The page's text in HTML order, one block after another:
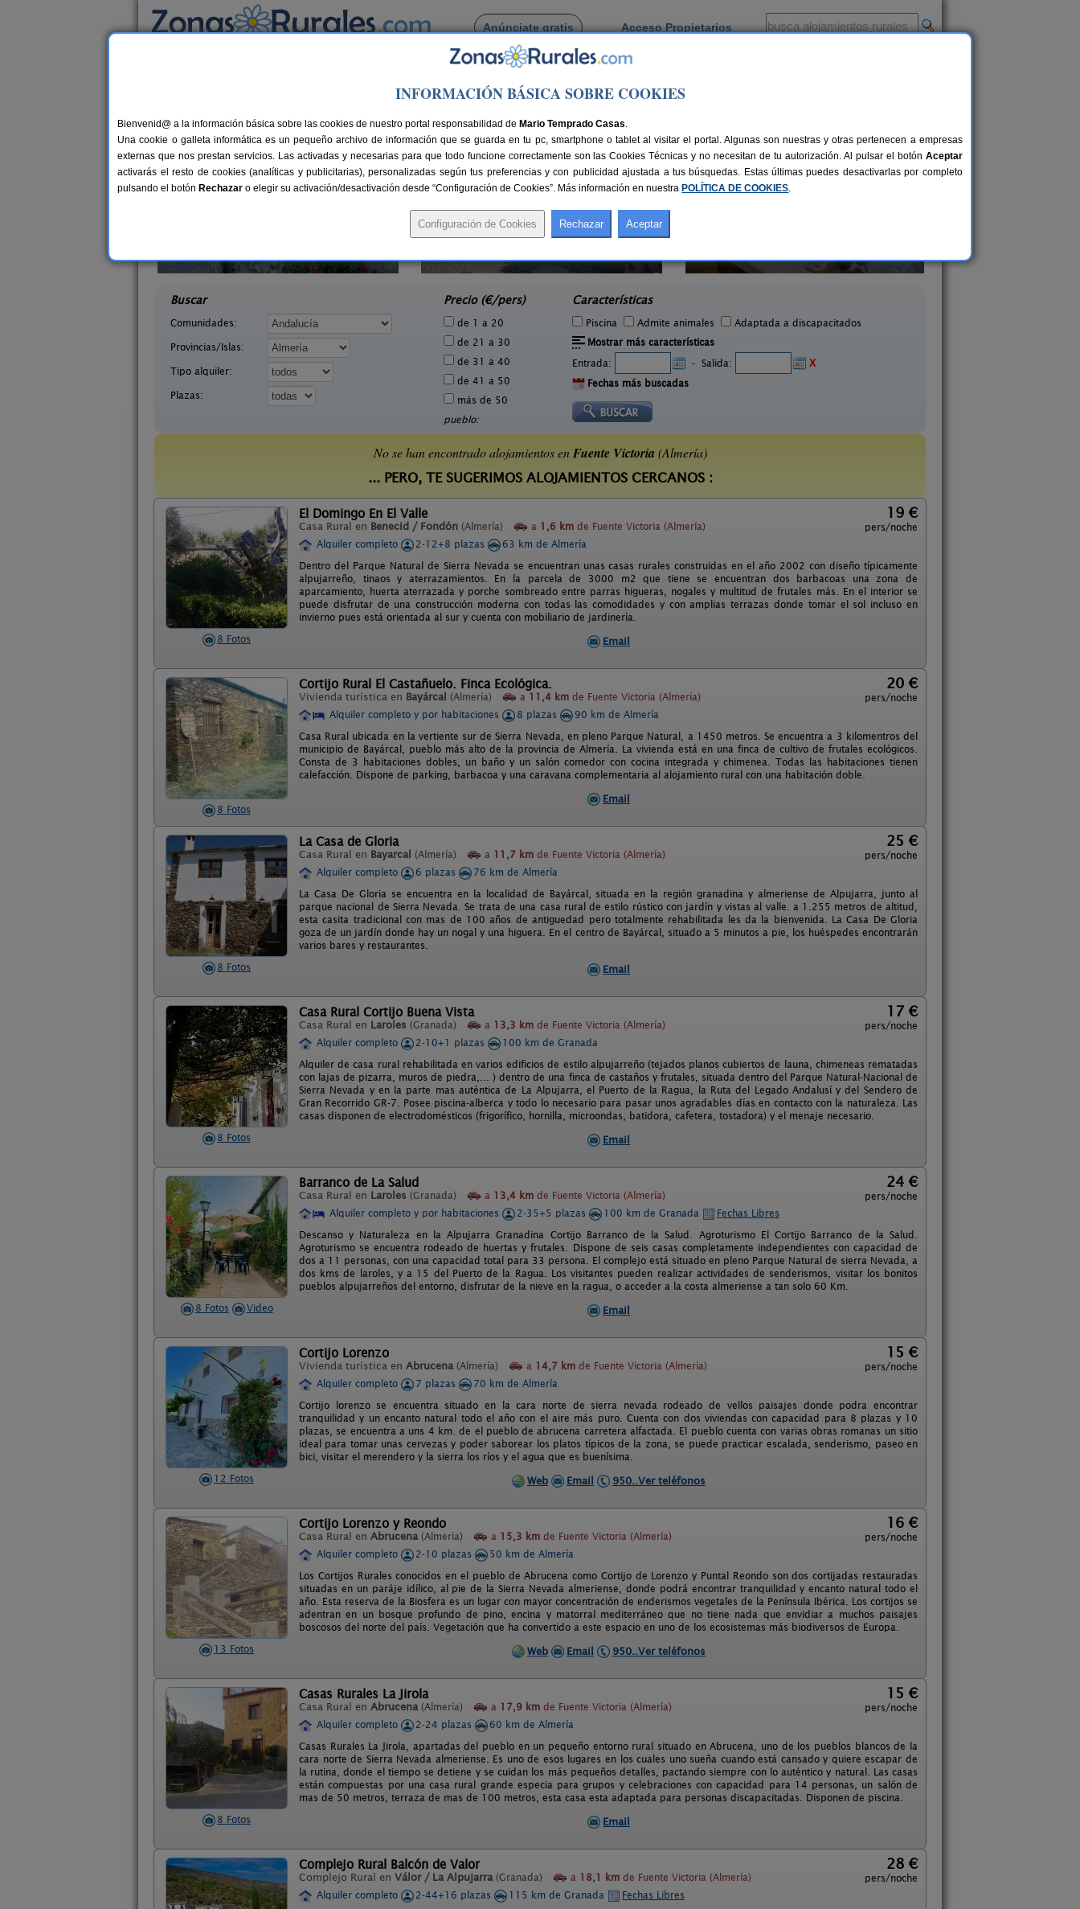
Anúnciate gratis Acceso Propietarios
Busca por pueblo
Casas Rurales cerca de Fuente Victoria
24 €
Apartamentos Cortijo La Estrella
Buscar
Comunidades:
Provincias/Islas:
Tipo alquiler:
Plazas:
Precio (€/pers)
de 1 a 20
de 21 a 30
de 31 a 40
de 41 a 50
más de 50
pueblo:
Características
Piscina Admite animales
Adaptada a discapacitados
Mostrar más características
Entrada:
- Salida:
X
Fechas más buscadas
No se han encontrado alojamientos enFuente Victoria (Almería)
... PERO, TE SUGERIMOS ALOJAMIENTOS CERCANOS :
8 Fotos
El Domingo En El Valle
Casa Rural en Benecid / Fondón (Almería) a 1,6 km de Fuente Victoria (Almería)
19 €
pers/noche
Alquiler completo
2-12+8 plazas
63 km de Almería
Dentro del Parque Natural de Sierra Nevada se encuentran unas casas rurales construidas en el año 2002 con diseño típicamente
alpujarreño, tinaos y aterrazamientos. En la parcela de 3000 m2 que tiene se encuentran dos barbacoas una zona de
aparcamiento, huerta aterrazada y porche sombreado entre parras higueras, nogales y multitud de frutales más. En el interior se
puede disfrutar de una construcción moderna con todas las comodidades y con amplias terrazas donde tomar el sol incluso en
invierno pues está orientada al sur y cuenta con mobiliario de jardinería.
Email
8 Fotos
Cortijo Rural El Castañuelo. Finca Ecológica.
Vivienda turística en Bayárcal (Almería) a 11,4 km de Fuente Victoria (Almería)
20 €
pers/noche
Alquiler completo y por habitaciones
8 plazas
90 km de Almería
Casa Rural ubicada en la vertiente sur de Sierra Nevada, en pleno Parque Natural, a 1450 metros. Se encuentra a 3 kilomentros del
municipio de Bayárcal, pueblo más alto de la provincia de Almería. La vivienda está en una finca de cultivo de frutales ecológicos.
Consta de 3 habitaciones dobles, un baño y un salón comedor con cocina integrada y chimenea. Todas las habitaciones tienen
calefacción. Dispone de parking, barbacoa y una caravana complementaria al alojamiento rural con una habitación doble.
Email
8 Fotos
La Casa de Gloria
Casa Rural en Bayarcal (Almería) a 11,7 km de Fuente Victoria (Almería)
25 €
pers/noche
Alquiler completo
6 plazas
76 km de Almería
La Casa De Gloria se encuentra en la localidad de Bayárcal, situada en la región granadina y almeriense de Alpujarra, junto al
parque nacional de Sierra Nevada. Se trata de una casa rural de estilo rústico con jardín y vistas al valle. a 1.255 metros de altitud,
esta casita tradicional con mas de 100 años de antiguedad pero totalmente rehabilitada les da la bienvenida. La Casa De Gloria
goza de un jardín donde hay un nogal y una higuera. En el centro de Bayárcal, situado a 5 minutos a pie, los huéspedes encontrarán
varios bares y restaurantes.
Email
8 Fotos
Casa Rural Cortijo Buena Vista
Casa Rural en Laroles (Granada) a 13,3 km de Fuente Victoria (Almería)
17 €
pers/noche
Alquiler completo
2-10+1 plazas
100 km de Granada
Alquiler de casa rural rehabilitada en varios edificios de estilo alpujarreño (tejados planos cubiertos de launa, chimeneas rematadas
con lajas de pizarra, muros de piedra,... ) dentro de una finca de castaños y frutales, situada dentro del Parque Natural-Nacional de
Sierra Nevada y en la parte mas auténtica de La Alpujarra, el Puerto de la Ragua, la Ruta del Legado Andalusí y del Sendero de
Gran Recorrido GR-7. Posee piscina-alberca y todo lo necesario para pasar unos agradables días en contacto con la naturaleza. Las
casas disponen de electrodomésticos (frigorífico, hornilla, microondas, batidora, cafetera, tostadora) y el menaje necesario.
Email
8 Fotos Video
Barranco de La Salud
Casa Rural en Laroles (Granada) a 13,4 km de Fuente Victoria (Almería)
24 €
pers/noche
Alquiler completo y por habitaciones
2-35+5 plazas 100 km de Granada
Fechas Libres
Descanso y Naturaleza en la Alpujarra Granadina Cortijo Barranco de la Salud. Agroturismo El Cortijo Barranco de la Salud.
Agroturismo se encuentra rodeado de huertas y frutales. Dispone de seis casas completamente independientes con capacidad de
dos a 11 personas, con una capacidad total para 33 persona. El complejo está situado en pleno Parque Natural de sierra Nevada, a
dos kms de laroles, y a 15 del Puerto de la Ragua. Los visitantes pueden realizar actividades de senderismos, visitar los bonitos
pueblos alpujarreños del entorno, disfrutar de la nieve en la ragua, o acceder a la costa almeriense a tan solo 60 Km.
Email
12 Fotos
Cortijo Lorenzo
Vivienda turística en Abrucena (Almería) a 14,7 km de Fuente Victoria (Almería)
15 €
pers/noche
Alquiler completo
7 plazas
70 km de Almería
Cortijo lorenzo se encuentra situado en la cara norte de sierra nevada rodeado de vellos paisajes donde podra encontrar
tranquilidad y un encanto natural todo el año con el aire más puro. Cuenta con dos viviendas con capacidad para 8 plazas y 10
plazas, se encuentra a uns 4 km. de el pueblo de abrucena carretera alfactada. El pueblo cuenta con varias obras romanas un sitio
ideal para tomar unas cervezas y poder saborear los platos típicos de la zona, se puede practicar escalada, senderismo, paseo en
bici, visitar el merendero y la sierra los ríos y el agua que es buenísima.
Web
Email 950..Ver teléfonos
13 Fotos
Cortijo Lorenzo y Reondo
Casa Rural en Abrucena (Almería) a 15,3 km de Fuente Victoria (Almería)
16 €
pers/noche
Alquiler completo
2-10 plazas
50 km de Almería
Los Cortijos Rurales conocidos en el pueblo de Abrucena como Cortijo de Lorenzo y Puntal Reondo son dos cortijadas restauradas
situadas en un paráje idílico, al pie de la Sierra Nevada almeriense, donde podrá encontrar tranquilidad y encanto natural todo el
año. Esta reserva de la Biosfera es un lugar con mayor concentración de enderismos vegetales de la Península Ibérica. Los cortijos se
adentran en un bosque profundo de pino, encina y matorral mediterráneo que no tiene nada que envidiar a muchos paisajes
boscosos del norte del país. Vegetación que ha convertido a este espacio en uno de los ecosistemas más biodiversos de Europa.
Web
Email 950..Ver teléfonos
8 Fotos
Casas Rurales La Jirola
Casa Rural en Abrucena (Almería) a 17,9 km de Fuente Victoria (Almería)
15 €
pers/noche
Alquiler completo
2-24 plazas
60 km de Almería
Casas Rurales La Jirola, apartadas del pueblo en un pequeño entorno rural situado en Abrucena, uno de los pueblos blancos de la
cara norte de Sierra Nevada almeriense. Es uno de esos lugares en los cuales uno sueña cuando está cansado y quiere escapar de
la rutina, donde el tiempo se detiene y se cuidan los más pequeños detalles, pactando siempre con lo auténtico y natural. Las casas
están compuestas por una casa rural grande especia para grupos y celebraciones con capacidad para 14 personas, un salón de
mas de 50 metros, terraza de mas de 100 metros, esta casa esta adaptada para personas discapacitadas. Disponen de piscina.
Email
Complejo Rural Balcón de Valor
Complejo Rural en Válor / La Alpujarra (Granada) a 18,1 km de Fuente Victoria (Almería)
28 €
pers/noche
Alquiler completo
2-44+16 plazas 115 km de Granada
Fechas Libres
INFORMACIÓN BÁSICA SOBRE COOKIES
Bienvenid@ a la información básica sobre las cookies de nuestro portal responsabilidad de Mario Temprado Casas.
Una cookie o galleta informática es un pequeño archivo de información que se guarda en tu pc, smartphone o tablet al visitar el portal. Algunas son nuestras y otras pertenecen a empresas
externas que nos prestan servicios. Las activadas y necesarias para que todo funcione correctamente son las Cookies Técnicas y no necesitan de tu autorización. Al pulsar el botón Aceptar
activarás el resto de cookies (analíticas y publicitarias), personalizadas según tus preferencias y con publicidad ajustada a tus búsquedas. Estas últimas puedes desactivarlas por completo
pulsando el botón Rechazar o elegir su activación/desactivación desde “Configuración de Cookies”. Más información en nuestra POLÍTICA DE COOKIES.